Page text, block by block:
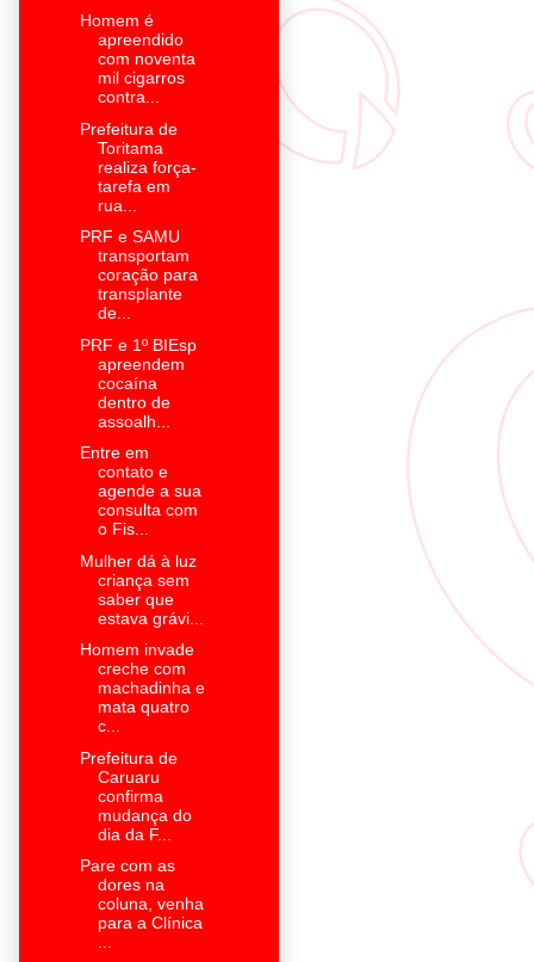
Homem é
apreendido
com noventa
mil cigarros
contra...
Prefeitura de
Toritama
realiza força-
tarefa em
rua...
PRF e SAMU
transportam
coração para
transplante
de...
PRF e 1º BIEsp
apreendem
cocaína
dentro de
assoalh...
Entre em
contato e
agende a sua
consulta com
o Fis...
Mulher dá à luz
criança sem
saber que
estava grávi...
Homem invade
creche com
machadinha e
mata quatro
c...
Prefeitura de
Caruaru
confirma
mudança do
dia da F...
Pare com as
dores na
coluna, venha
para a Clínica
...